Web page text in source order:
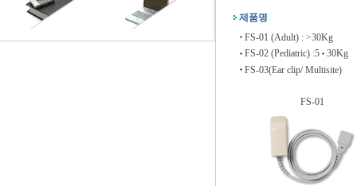
제품명
FS-01 (Adult) : >30Kg
FS-02 (Pediatric) :5
30Kg
FS-03(Ear clip/ Multisite)
FS-01